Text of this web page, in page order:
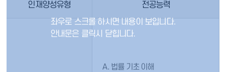
인재양성유형 전공능력
A. 법률 기초 이해